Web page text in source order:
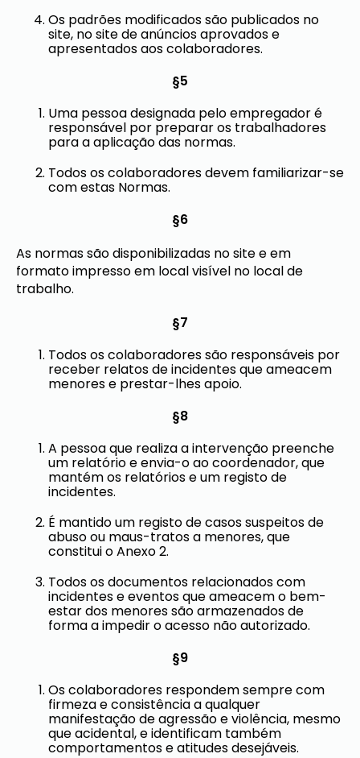
Os padrões modificados são publicados no
site, no site de anúncios aprovados e
apresentados aos colaboradores.
§5
Uma pessoa designada pelo empregador é
responsável por preparar os trabalhadores
para a aplicação das normas.
Todos os colaboradores devem familiarizar-se
com estas Normas.
§6
As normas são disponibilizadas no site e em
formato impresso em local visível no local de
trabalho.
§7
Todos os colaboradores são responsáveis ​​por
receber relatos de incidentes que ameacem
menores e prestar-lhes apoio.
§8
A pessoa que realiza a intervenção preenche
um relatório e envia-o ao coordenador, que
mantém os relatórios e um registo de
incidentes.
É mantido um registo de casos suspeitos de
abuso ou maus-tratos a menores, que
constitui o Anexo 2.
Todos os documentos relacionados com
incidentes e eventos que ameacem o bem-
estar dos menores são armazenados de
forma a impedir o acesso não autorizado.
§9
Os colaboradores respondem sempre com
firmeza e consistência a qualquer
manifestação de agressão e violência, mesmo
que acidental, e identificam também
comportamentos e atitudes desejáveis.